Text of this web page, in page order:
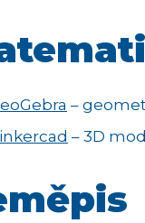
–
– 3D